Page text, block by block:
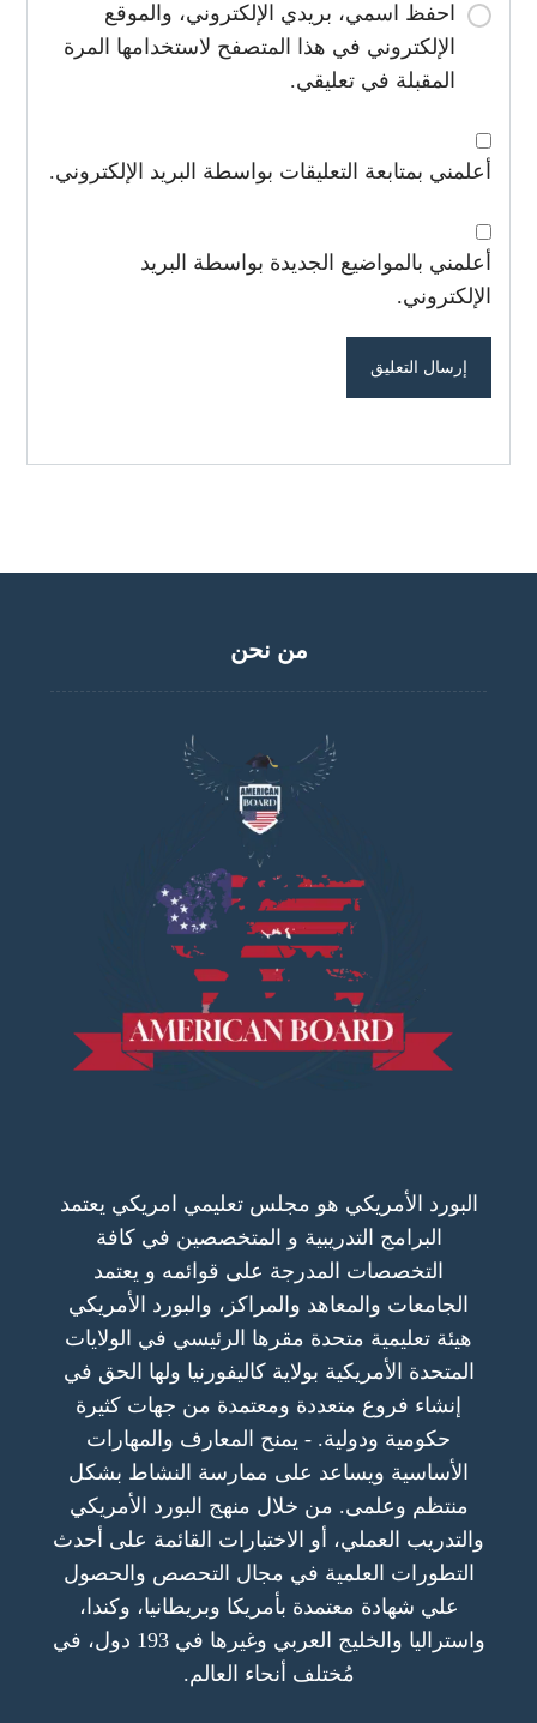
احفظ اسمي، بريدي الإلكتروني، والموقع
الإلكتروني في هذا المتصفح لاستخدامها المرة
المقبلة في تعليقي.
أعلمني بمتابعة التعليقات بواسطة البريد الإلكتروني.
أعلمني بالمواضيع الجديدة بواسطة البريد
الإلكتروني.
من نحن
البورد الأمريكي هو مجلس تعليمي امريكي يعتمد
البرامج التدريبية و المتخصصين في كافة
التخصصات المدرجة على قوائمه و يعتمد
الجامعات والمعاهد والمراكز، والبورد الأمريكي
هيئة تعليمية متحدة مقرها الرئيسي في الولايات
المتحدة الأمريكية بولاية كاليفورنيا ولها الحق في
إنشاء فروع متعددة ومعتمدة من جهات كثيرة
حكومية ودولية. - يمنح المعارف والمهارات
الأساسية ويساعد على ممارسة النشاط بشكل
منتظم وعلمى. من خلال منهج البورد الأمريكي
والتدريب العملي، أو الاختبارات القائمة على أحدث
التطورات العلمية في مجال التحصص والحصول
علي شهادة معتمدة بأمريكا وبريطانيا، وكندا،
واستراليا والخليج العربي وغيرها في 193 دول، في
مُختلف أنحاء العالم.